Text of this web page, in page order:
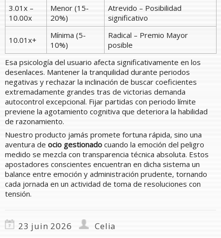
3.01x –
10.00x
Menor (15-
20%)
Atrevido – Posibilidad
significativo
10.01x+
Mínima (5-
10%)
Radical – Premio Mayor
posible
Esa psicología del usuario afecta significativamente en los
desenlaces. Mantener la tranquilidad durante periodos
negativas y rechazar la inclinación de buscar coeficientes
extremadamente grandes tras de victorias demanda
autocontrol excepcional. Fijar partidas con periodo límite
previene la agotamiento cognitiva que deteriora la habilidad
de razonamiento.
Nuestro producto jamás promete fortuna rápida, sino una
aventura de ocio gestionado cuando la emoción del peligro
medido se mezcla con transparencia técnica absoluta. Estos
apostadores conscientes encuentran en dicha sistema un
balance entre emoción y administración prudente, tornando
cada jornada en un actividad de toma de resoluciones con
tensión.
23 juin 2026
Celia